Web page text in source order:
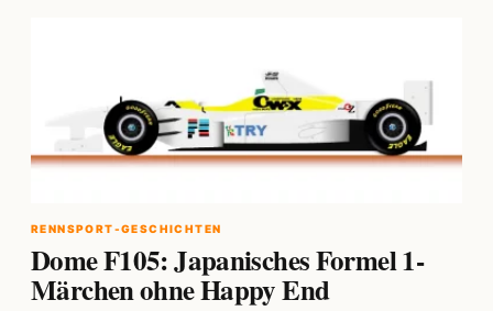
RENNSPORT-GESCHICHTEN
Dome F105: Japanisches Formel 1-
Märchen ohne Happy End